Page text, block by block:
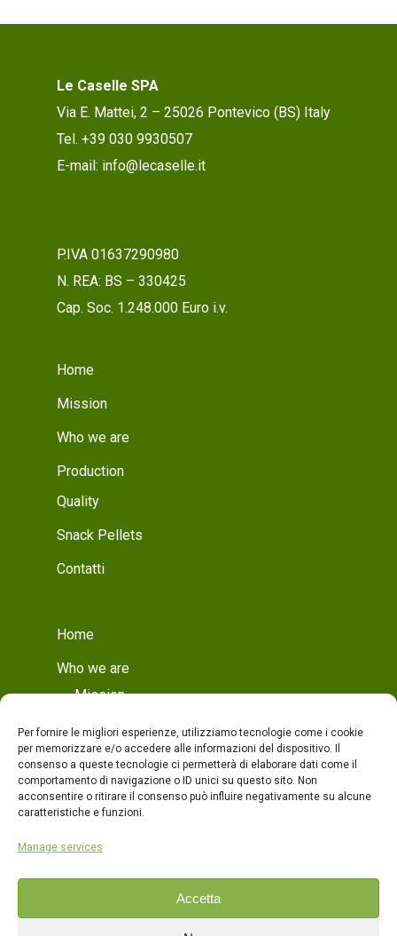
Per fornire le migliori esperienze, utilizziamo tecnologie come i cookie
per memorizzare e/o accedere alle informazioni del dispositivo. Il
consenso a queste tecnologie ci permetterà di elaborare dati come il
comportamento di navigazione o ID unici su questo sito. Non
acconsentire o ritirare il consenso può influire negativamente su alcune
caratteristiche e funzioni.
Manage services
Accetta
Le Caselle SPA
Via E. Mattei, 2 – 25026 Pontevico (BS) Italy
Tel. +39 030 9930507
E-mail: info@lecaselle.it
P.IVA 01637290980
N. REA: BS – 330425
Cap. Soc. 1.248.000 Euro i.v.
Home
Mission
Who we are
Production
Quality
Snack Pellets
Contatti
Home
Who we are
Mission
Who we are
Production
Production